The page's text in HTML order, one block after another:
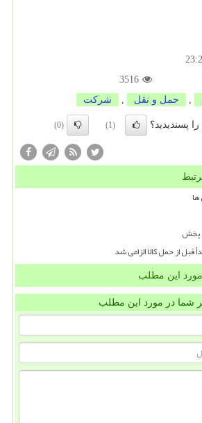
3516
حمل و نقل شركت
پسندیدید؟ (1)
(0)
پخش
از حمل کالا الزامی شد
مورد این مطلب
شما در مورد این مطلب